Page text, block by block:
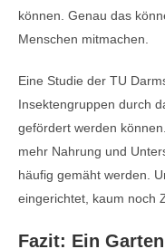
können. Genau das
Menschen mitmachen.
Eine Studie der TU
Insektengruppen durch
gefördert werden
mehr Nahrung und
häufig gemäht werden.
eingerichtet, kaum noch
Fazit: Ein